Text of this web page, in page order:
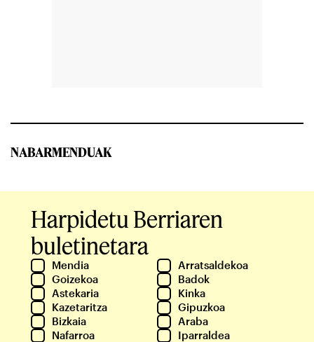
NABARMENDUAK
Harpidetu Berriaren
buletinetara
Mendia
Arratsaldekoa
Goizekoa
Badok
Astekaria
Kinka
Kazetaritza
Gipuzkoa
Bizkaia
Araba
Nafarroa
Iparraldea